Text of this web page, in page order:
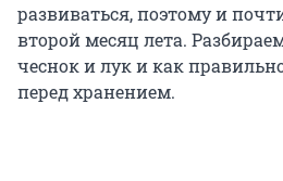
развиваться, поэтому и
второй месяц лета.
чеснок и лук и как
перед хранением.